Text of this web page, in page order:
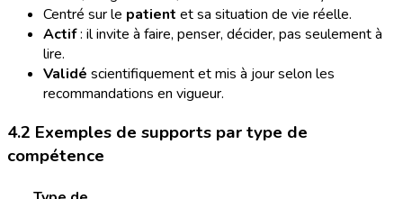
Centré sur le patient et sa situation de vie réelle.
Actif: il invite à faire, penser, décider, pas seulement à
lire.
Validé scientifiquement et mis à jour selon les
recommandations en vigueur.
4.2 Exemples de supports par type de
compétence